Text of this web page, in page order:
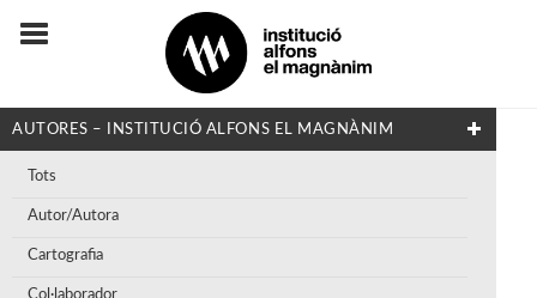
AUTORES – INSTITUCIÓ ALFONS EL MAGNÀNIM
Tots
Autor/Autora
Cartografia
Col·laborador